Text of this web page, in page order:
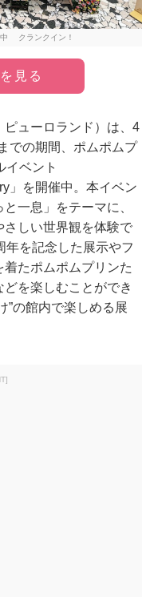
中 クランクイン！
見る
ューロランド）は、4
での期間、ポムポムプ
イベント
」を開催中。本イベン
一息」をテーマに、
しい世界観を体験で
年を記念した展示やフ
たポムポムプリンた
を楽しむことができ
”の館内で楽しめる展